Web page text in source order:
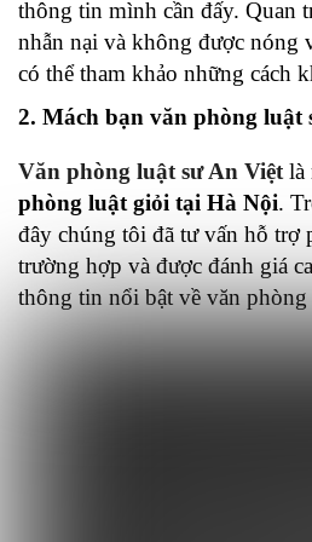
thông tin mình cần đấy. Quan
nhẫn nại và không được nóng
có thể tham khảo những cách
2. Mách bạn văn phòng luật
Văn phòng luật sư An Việt là
phòng luật giỏi tại Hà Nội.
đây chúng tôi đã tư vấn hỗ trợ
trường hợp và được đánh giá
thông tin nổi bật về văn